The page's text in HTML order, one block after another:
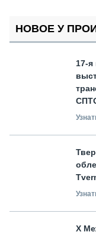
НОВОЕ У
17-
X